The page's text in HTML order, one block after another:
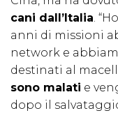
cani dall’Italia.
anni di missioni
network e
destinati al
sono malati e
dopo il